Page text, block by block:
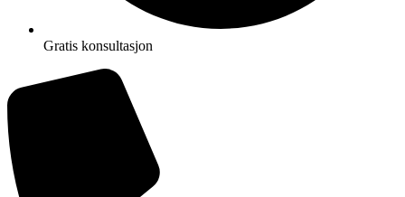
Gratis konsultasjon